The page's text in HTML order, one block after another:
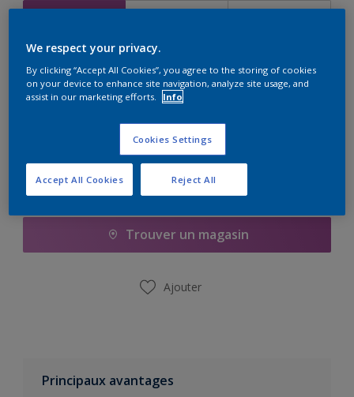
Calculer
Ajouter à la liste d’achats
Trouver un magasin
Ajouter
Principaux avantages
We respect your privacy.
By clicking “Accept All Cookies”, you agree to the storing of cookies
on your device to enhance site navigation, analyze site usage, and
assist in our marketing efforts.
Info
Cookies Settings
Reject All
Accept All Cookies